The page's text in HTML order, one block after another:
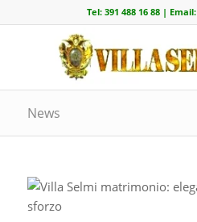
Tel: 391 488 16 88| Email:
News